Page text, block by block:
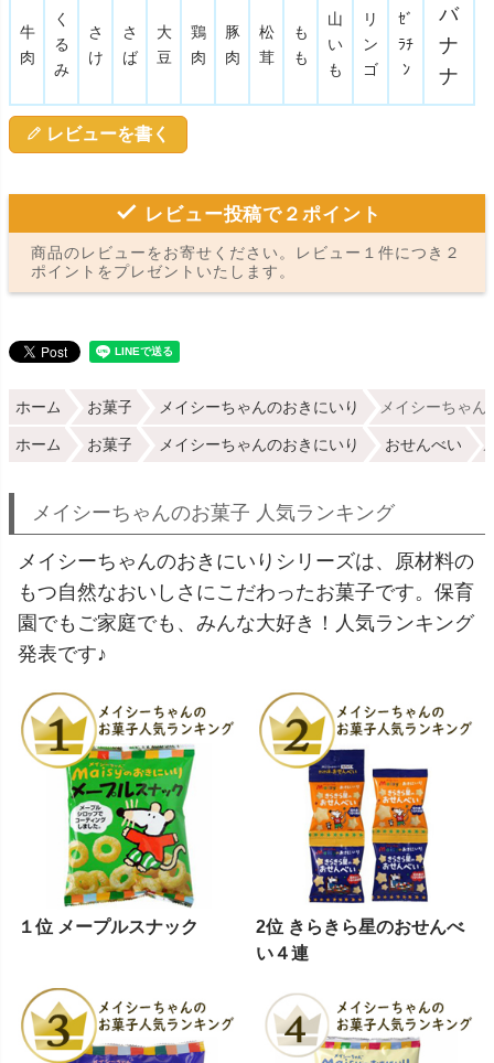
牛
肉
く
る
み
さ
け
さ
ば
大
豆
鶏
肉
豚
肉
松
茸
も
も
山
い
も
リ
ン
ゴ
ｾﾞ
ﾗﾁ
ﾝ
バ
ナ
ナ
レビューを書く
レビュー投稿で２ポイント
商品のレビューをお寄せください。レビュー１件につき２
ポイントをプレゼントいたします。
ホーム お菓子 メイシーちゃんのおきにいり メイシーちゃ
ホーム お菓子 メイシーちゃんのおきにいり おせんべい
メイシーちゃんのお菓子 人気ランキング
メイシーちゃんのおきにいりシリーズは、原材料の
もつ自然なおいしさにこだわったお菓子です。保育
園でもご家庭でも、みんな大好き！人気ランキング
発表です♪
１位 メープルスナック
2位 きらきら星のおせんべ
い４連